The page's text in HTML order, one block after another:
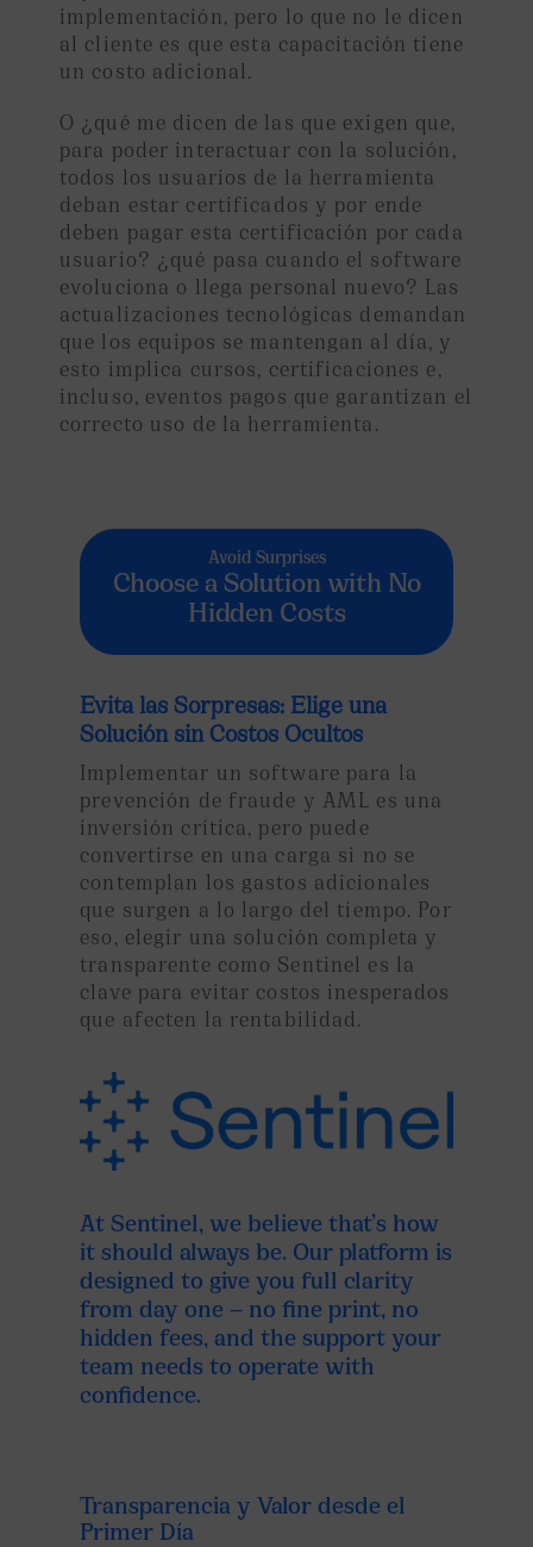
implementación, pero lo que no le dicen
al cliente es que esta capacitación tiene
un costo adicional.
O ¿qué me dicen de las que exigen que,
para poder interactuar con la solución,
todos los usuarios de la herramienta
deban estar certificados y por ende
deben pagar esta certificación por cada
usuario? ¿qué pasa cuando el software
evoluciona o llega personal nuevo? Las
actualizaciones tecnológicas demandan
que los equipos se mantengan al día, y
esto implica cursos, certificaciones e,
incluso, eventos pagos que garantizan el
correcto uso de la herramienta.
Avoid Surprises
Choose a Solution with No
Hidden Costs
Evita las Sorpresas: Elige una
Solución sin Costos Ocultos
Implementar un software para la
prevención de fraude y AML es una
inversión crítica, pero puede
convertirse en una carga si no se
contemplan los gastos adicionales
que surgen a lo largo del tiempo. Por
eso, elegir una solución completa y
transparente como Sentinel es la
clave para evitar costos inesperados
que afecten la rentabilidad.
At Sentinel, we believe that’s how
it should always be. Our platform is
designed to give you full clarity
from day one — no fine print, no
hidden fees, and the support your
team needs to operate with
confidence.
Transparencia y Valor desde el
Primer Día